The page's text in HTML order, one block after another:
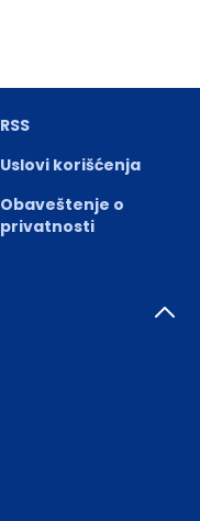
RSS
Uslovi korišćenja
Obaveštenje o
privatnosti